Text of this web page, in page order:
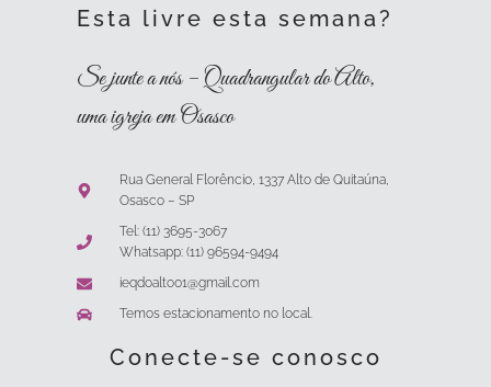
Esta livre esta semana?
Se junte a nós – Quadrangular do Alto,
uma igreja em Osasco
Rua General Florêncio, 1337 Alto de Quitaúna,
Osasco – SP
Tel: (11) 3695-3067
Whatsapp: (11) 96594-9494
ieqdoalto01@gmail.com
Temos estacionamento no local.
Conecte-se conosco